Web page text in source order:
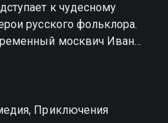
к чудесному
русского фольклора.
москвич Иван
силу, чтобы
Приключения